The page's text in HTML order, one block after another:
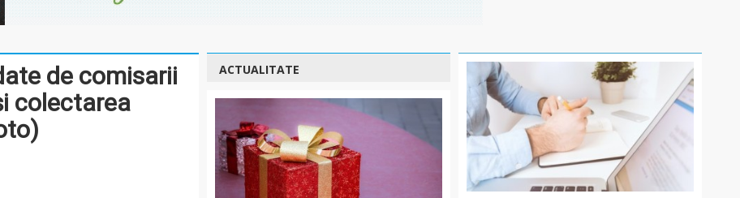
de comisarii
colectarea
ACTUALITATE